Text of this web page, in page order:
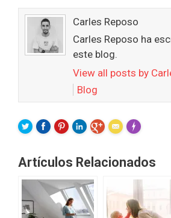
Carles Reposo
Carles Reposo ha
este blog.
View all posts by
Blog
Made with
Artículos Relacionados